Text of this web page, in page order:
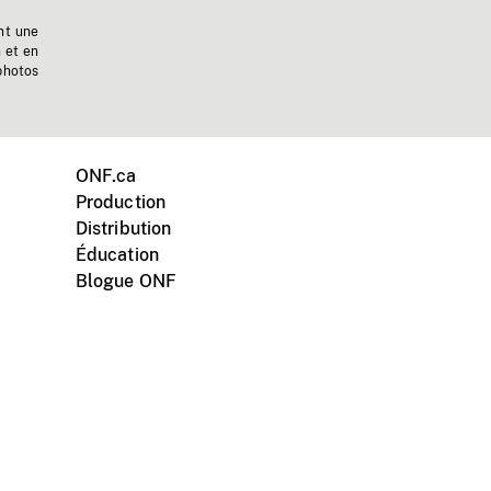
une
et en
ONF.ca
Production
Distribution
Éducation
Blogue ONF